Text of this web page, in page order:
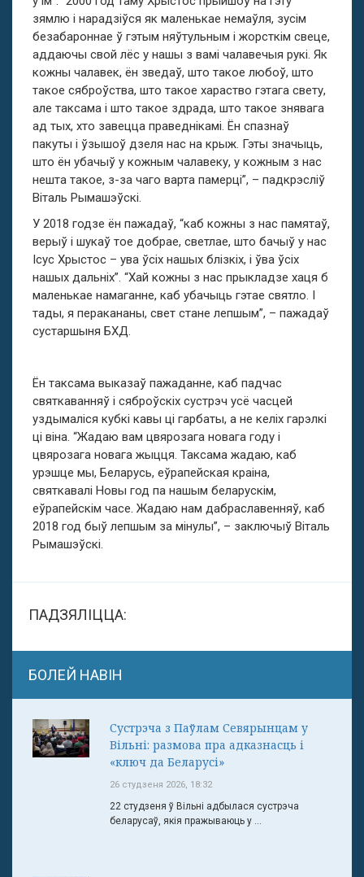
зямлю і нарадзіўся як маленькае немаўля, зусім
безабароннае ў гэтым няўтульным і жорсткім свеце,
аддаючы свой лёс у нашы з вамі чалавечыя рукі. Як
кожны чалавек, ён зведаў, што такое любоў, што
такое сяброўства, што такое хараство гэтага свету,
але таксама і што такое здрада, што такое знявага
ад тых, хто завецца праведнікамі. Ён спазнаў
пакуты і ўзышоў дзеля нас на крыж. Гэты значыць,
што ён убачыў у кожным чалавеку, у кожным з нас
нешта такое, з-за чаго варта памерці”, – падкрэсліў
Віталь Рымашэўскі.
У 2018 годзе ён пажадаў, “каб кожны з нас памятаў,
верыў і шукаў тое добрае, светлае, што бачыў у нас
Ісус Хрыстос – ува ўсіх нашых блізкіх, і ўва ўсіх
нашых дальніх”. “Хай кожны з нас прыкладзе хаця б
маленькае намаганне, каб убачыць гэтае святло. І
тады, я перакананы, свет стане лепшым”, – пажадаў
сустаршыня БХД.
Ён таксама выказаў пажаданне, каб падчас
святкаванняў і сяброўскіх сустрэч усё часцей
уздымаліся кубкі кавы ці гарбаты, а не келіх гарэлкі
ці віна. “Жадаю вам цвярозага новага году і
цвярозага новага жыцця. Таксама жадаю, каб
урэшце мы, Беларусь, еўрапейская краіна,
святкавалі Новы год па нашым беларускім,
еўрапейскім часе. Жадаю нам дабраславенняў, каб
2018 год быў лепшым за мінулы”, – заключыў Віталь
Рымашэўскі.
ПАДЗЯЛІЦЦА:
БОЛЕЙ НАВІН
Сустрэча з Паўлам Севярынцам у
Вільні: размова пра адказнасць і
«ключ да Беларусі»
26 студзеня 2026, 18:32
22 студзеня ў Вільні адбылася сустрэча
беларусаў, якія пражываюць у ...